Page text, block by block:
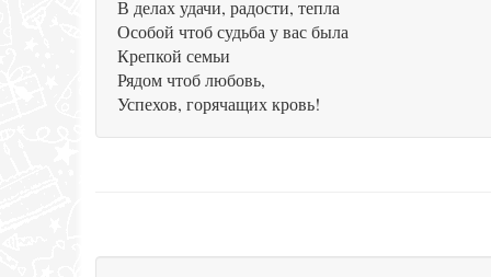
В делах удачи, радости, тепла
Особой чтоб судьба у вас была
Крепкой семьи
Рядом чтоб любовь,
Успехов, горячащих кровь!